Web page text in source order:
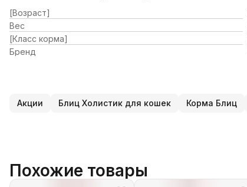
[Возраст]
Вес
[Класс корма]
Бренд
Акции Блиц Холистик для кошек Корма Блиц
Похожие товары